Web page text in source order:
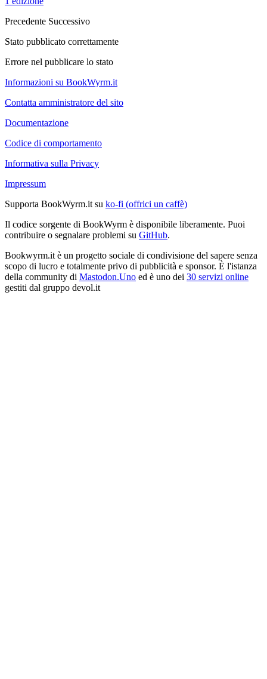
Precedente Successivo
Stato pubblicato correttamente
Errore nel pubblicare lo stato
Informazioni su BookWyrm.it
Contatta amministratore del sito
Documentazione
Codice di comportamento
Informativa sulla Privacy
Impressum
Supporta BookWyrm.it su ko-fi (offrici un caffè)
Il codice sorgente di BookWyrm è disponibile liberamente. Puoi
contribuire o segnalare problemi su GitHub.
Bookwyrm.it è un progetto sociale di condivisione del sapere senza
scopo di lucro e totalmente privo di pubblicità e sponsor. È l'istanza
della community di Mastodon.Uno ed è uno dei 30 servizi online
gestiti dal gruppo devol.it